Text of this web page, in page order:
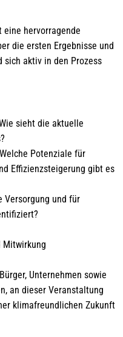
hervorragende
die ersten Ergebnisse und
sich aktiv in den Prozess
sieht die aktuelle
Potenziale für
Effizienzsteigerung gibt es
Versorgung und für
Mitwirkung
Unternehmen sowie
an dieser Veranstaltung
klimafreundlichen Zukunft